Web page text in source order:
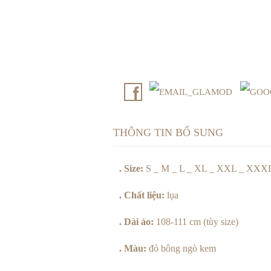
THÔNG TIN BỔ SUNG
. Size: S _ M _ L _ XL _ XXL _
. Chất liệu: lụa
. Dài áo: 108-111 cm (tùy size)
. Màu: đỏ bông ngò kem